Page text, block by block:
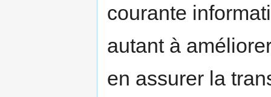
courante
autant à
en assurer la